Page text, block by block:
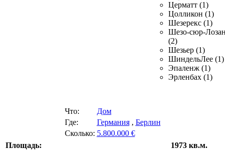
Церматт (1)
Цолликон (1)
Шезерекс (1)
Шезо-сюр-
(2)
Шезьер (1)
ШиндельЛее (1)
Эпаленж (1)
Эрленбах (1)
Что:
Дом
Где:
Германия, Берлин
Сколько: 5.800.000 €
Площадь:
1973 кв.м.